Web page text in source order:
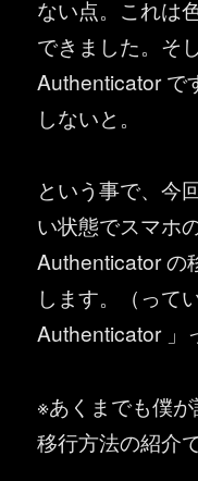
ない点。これは
できました。そ
Authenticator で
しないと。
という事で、今
い状態でスマホ
Authenticator の
します。（って
Authenticator 」
※あくまでも僕
移行方法の紹介